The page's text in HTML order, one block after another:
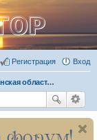
Вход
Регистрация
Магаданская область (без Чукотского автономного округа) 49